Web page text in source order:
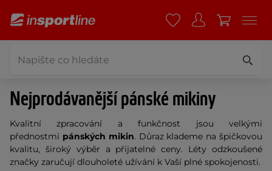
Nejprodávanější pánské mikiny
Kvalitní zpracování a funkčnost jsou velkými
přednostmi pánských mikin. Důraz klademe na špičkovou
kvalitu, široký výběr a přijatelné ceny. Léty odzkoušené
značky zaručují dlouholeté užívání k Vaší plné spokojenosti.